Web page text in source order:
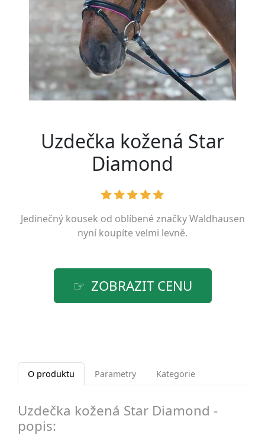
Uzdečka kožená Star
Diamond
Jedinečný kousek od oblíbené značkyWaldhausen
nyní koupíte velmi levně.
ZOBRAZIT CENU
O produktu Parametry Kategorie
Uzdečka kožená Star Diamond -
popis: